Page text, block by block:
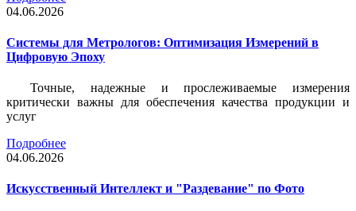
04.06.2026
Системы для Метрологов: Оптимизация Измерений в
Цифровую Эпоху
Точные, надежные и прослеживаемые измерения
критически важны для обеспечения качества продукции и
услуг
Подробнее
04.06.2026
Искусственный Интеллект и "Раздевание" по Фото